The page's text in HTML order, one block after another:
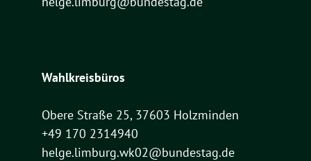
Wahlkreisbüros
Obere Straße 25, 37603 Holzminden
+49 170 2314940
helge.limburg.wk02@bundestag.de